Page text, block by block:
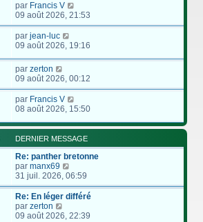
par Francis V
09 août 2026, 21:53
par jean-luc
09 août 2026, 19:16
par zerton
09 août 2026, 00:12
par Francis V
08 août 2026, 15:50
DERNIER MESSAGE
Re: panther bretonne
par manx69
o
n
s
l
31 juil. 2026, 06:59
Re: En léger différé
par zerton
o
09 août 2026, 22:39